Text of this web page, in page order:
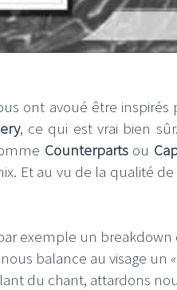
ont avoué être inspirés
, ce qui est vrai bien
Counterpartsou
Et au vu de la qualité de
exemple un
nous balance au visage un
du chant, attardons